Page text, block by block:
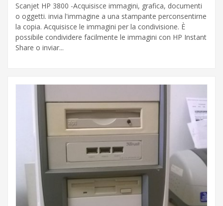
Scanjet HP 3800 -Acquisisce immagini, grafica, documenti
o oggetti. invia l'immagine a una stampante perconsentirne
la copia. Acquisisce le immagini per la condivisione. È
possibile condividere facilmente le immagini con HP Instant
Share o inviar...